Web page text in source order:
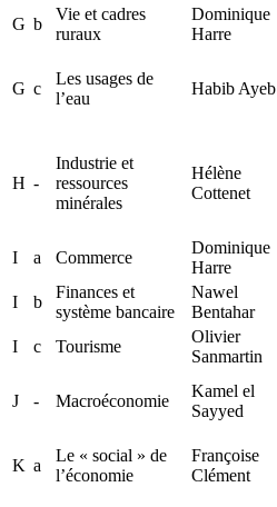
G b
Vie et cadres
ruraux
Dominique
Harre
G c
Les usages de
l’eau
Habib Ayeb
H -
Industrie et
ressources
minérales
Hélène
Cottenet
I
a Commerce
Dominique
Harre
I
b
Finances et
système bancaire
Nawel
Bentahar
I
c Tourisme
Olivier
Sanmartin
J - Macroéconomie
Kamel el
Sayyed
K a
Le « social » de
l’économie
Françoise
Clément